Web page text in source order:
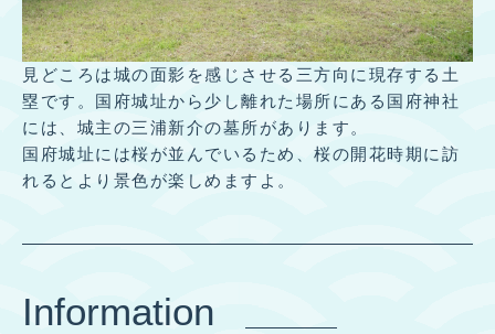
見どころは城の面影を感じさせる三方向に現存する土
塁です。国府城址から少し離れた場所にある国府神社
には、城主の三浦新介の墓所があります。
国府城址には桜が並んでいるため、桜の開花時期に訪
れるとより景色が楽しめますよ。
Information